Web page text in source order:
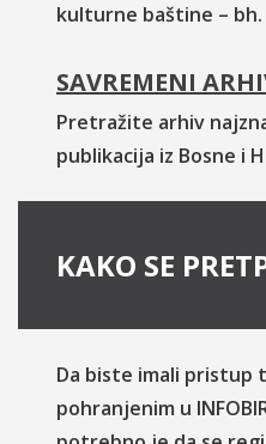
kulturne baštine – bh.
SAVREMENI
Pretražite arhiv
publikacija iz Bosne i
KAKO SE
Da biste imali pristup
pohranjenim u